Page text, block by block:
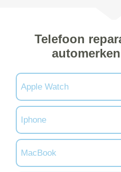
Telefoon
Apple Watch
Iphone
MacBook